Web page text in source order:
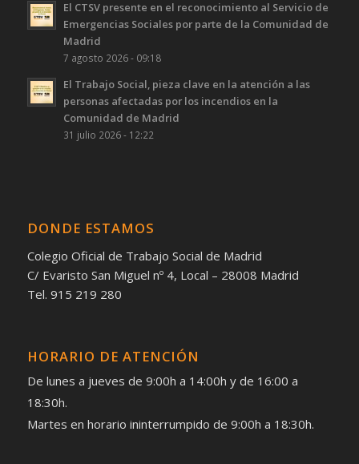
El CTSV presente en el reconocimiento al Servicio de
Emergencias Sociales por parte de la Comunidad de
Madrid
7 agosto 2026 - 09:18
El Trabajo Social, pieza clave en la atención a las
personas afectadas por los incendios en la
Comunidad de Madrid
31 julio 2026 - 12:22
DONDE ESTAMOS
Colegio Oficial de Trabajo Social de Madrid
C/ Evaristo San Miguel nº 4, Local – 28008 Madrid
Tel. 915 219 280
HORARIO DE ATENCIÓN
De lunes a jueves de 9:00h a 14:00h y de 16:00 a
18:30h.
Martes en horario ininterrumpido de 9:00h a 18:30h.